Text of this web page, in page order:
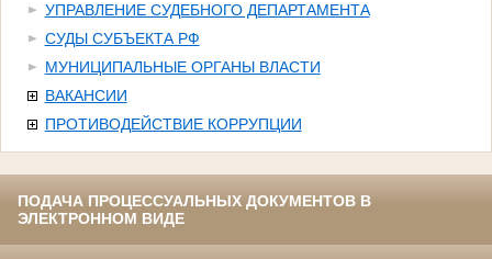
УПРАВЛЕНИЕ СУДЕБНОГО ДЕПАРТАМЕНТА
СУДЫ СУБЪЕКТА РФ
МУНИЦИПАЛЬНЫЕ ОРГАНЫ ВЛАСТИ
ВАКАНСИИ
ПРОТИВОДЕЙСТВИЕ КОРРУПЦИИ
ПОДАЧА ПРОЦЕССУАЛЬНЫХ ДОКУМЕНТОВ В
ЭЛЕКТРОННОМ ВИДЕ